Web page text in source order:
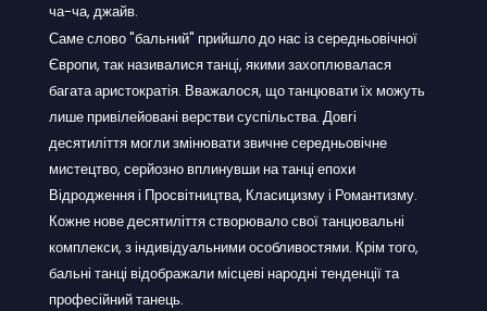
ча-ча, джайв.
Саме слово "бальний" прийшло до нас із середньовічної
Європи, так називалися танці, якими захоплювалася
багата аристократія. Вважалося, що танцювати їх можуть
лише привілейовані верстви суспільства. Довгі
десятиліття могли змінювати звичне середньовічне
мистецтво, серйозно вплинувши на танці епохи
Відродження і Просвітництва, Класицизму і Романтизму.
Кожне нове десятиліття створювало свої танцювальні
комплекси, з індивідуальними особливостями. Крім того,
бальні танці відображали місцеві народні тенденції та
професійний танець.